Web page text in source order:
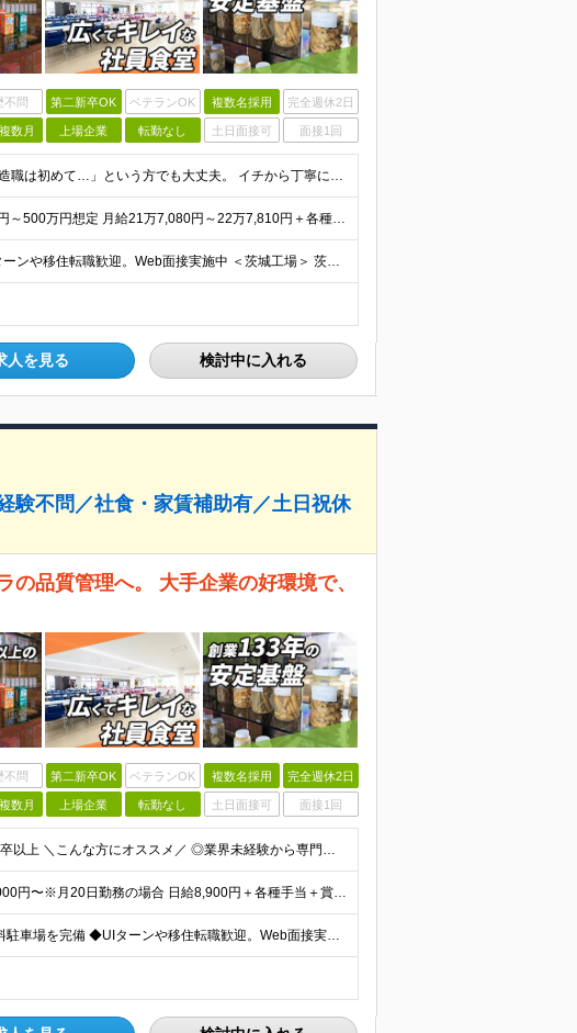
不問 第二新卒OK ベテランOK 複数名採用 完全週休2日
数月 上場企業 転勤なし 土日面接可 面接1回
◆大型採用◆未経験歓迎◆高卒以上 「製造職は初めて…」という方でも大丈夫。 イチから丁寧にお教えしますのでご安心ください。 ＼こんなアナタにピッタリ／ ◎「人の健康に貢献したい」という想いがある
◆月収30万円以上可 ◆初年度年収400万円～500万円想定 月給21万7,080円～22万7,810円＋各種手当＋賞与年2回 ★「手当」や「賞与」が手厚いため、1年目未経験でも年収400万円以上
◆原則転勤なし◆マイカー通勤OK ◆UIターンや移住転職歓迎。Web面接実施中 ＜茨城工場＞ 茨城県稲敷郡阿見町吉原3586 ┗クリーンで働きやすいのが魅力です。 ★豊かな自然と便利な生活環境が調
人を見る 検討中に入れる
験不問／社食・家賃補助有／土日祝休
品質管理へ。 大手企業の好環境で、
不問 第二新卒OK ベテランOK 複数名採用 完全週休2日
数月 上場企業 転勤なし 土日面接可 面接1回
◆業界未経験OK◆複数名採用実施中◆高卒以上 ＼こんな方にオススメ／ ◎業界未経験から専門スキルを身につけたい ◎社会に役立つ仕事がしたい ◎安定した収入を手に入れたい ◎働きやすい会社で働きたい
◆初年度年収245万円想定 ◆月収17万8,000円〜※月20日勤務の場合 日給8,900円＋各種手当＋賞与年2回（前年度実績：2ヶ月分） ★収入が高水準なだけでなく、会社の福利厚生を活用し生活費
◆原則転勤なし ◆マイカー通勤OK ◆無料駐車場を完備 ◆UIターンや移住転職歓迎。Web面接実施中 ＜茨城工場＞ 茨城県稲敷郡阿見町吉原3586 ┗クリーンで働きやすいのが魅力です。 ★豊かな自